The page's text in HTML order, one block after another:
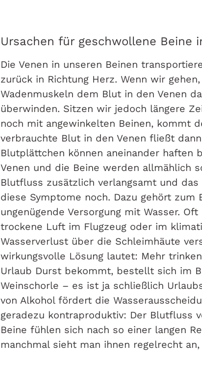
Ursachen für geschwollene Beine
Die Venen in unseren Beinen
zurück in Richtung Herz. Wenn wir
Wadenmuskeln dem Blut in den Venen
überwinden. Sitzen wir jedoch längere
noch mit angewinkelten Beinen, kommt
verbrauchte Blut in den Venen fließt
Blutplättchen können aneinander haften
Venen und die Beine werden allmählich
Blutfluss zusätzlich verlangsamt und
diese Symptome noch. Dazu gehört zum
ungenügende Versorgung mit Wasser.
trockene Luft im Flugzeug oder im
Wasserverlust über die Schleimhäute
wirkungsvolle Lösung lautet: Mehr
Urlaub Durst bekommt, bestellt sich im
Weinschorle – es ist ja schließlich
von Alkohol fördert die
geradezu kontraproduktiv: Der Blutfluss
Beine fühlen sich nach so einer langen
manchmal sieht man ihnen regelrecht